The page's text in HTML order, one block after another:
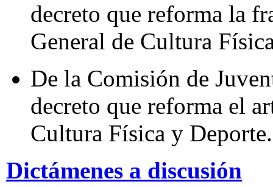
decreto que reforma la
General de Cultura
De la Comisión de
decreto que reforma el
Cultura Física y Deporte.
Dictámenes a discusión